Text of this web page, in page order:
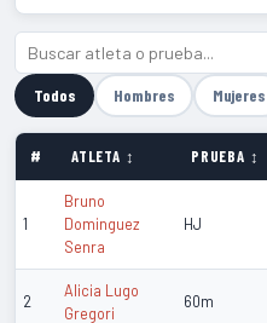
Todos Hombres Mujeres
# ATLETA ↕ PRUEBA ↕
1
Bruno
Dominguez
Senra
HJ
2
Alicia Lugo
Gregori
60m